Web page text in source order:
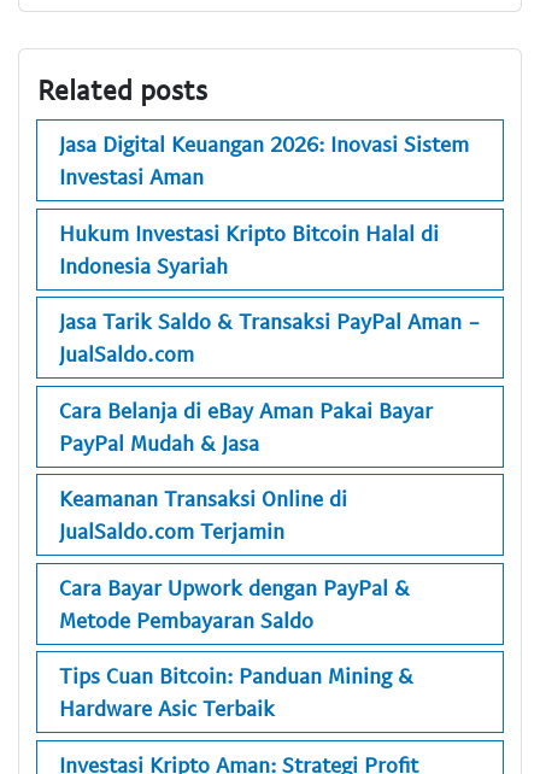
Related posts
Jasa Digital Keuangan 2026: Inovasi Sistem
Investasi Aman
Hukum Investasi Kripto Bitcoin Halal di
Indonesia Syariah
Jasa Tarik Saldo & Transaksi PayPal Aman -
JualSaldo.com
Cara Belanja di eBay Aman Pakai Bayar
PayPal Mudah & Jasa
Keamanan Transaksi Online di
JualSaldo.com Terjamin
Cara Bayar Upwork dengan PayPal &
Metode Pembayaran Saldo
Tips Cuan Bitcoin: Panduan Mining &
Hardware Asic Terbaik
Investasi Kripto Aman: Strategi Profit